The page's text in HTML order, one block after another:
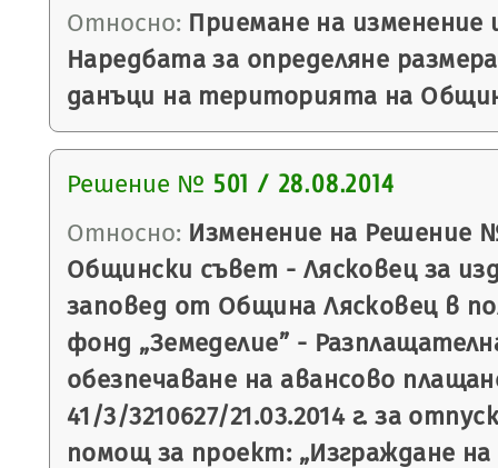
Относно: Приемане на изменение
Наредбата за определяне
данъци на територията на
Решение № 501 / 28.08.2014
Относно: Изменение на Решение №
Общински съвет - Лясковец за
заповед от Община Лясковец в
фонд „Земеделие” -
обезпечаване на авансово
41/3/3210627/21.03.2014 г. за
помощ за проект: „Изграждане